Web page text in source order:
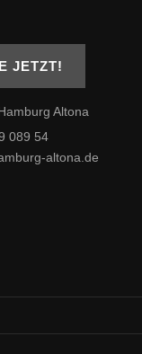
JETZT!
Altona
089 54
altona.de